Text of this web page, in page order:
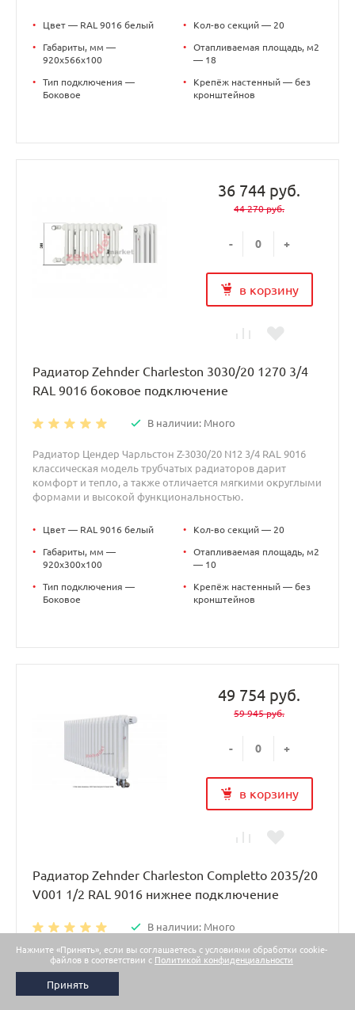
Нажмите «Принять», если вы соглашаетесь с условиями обработки cookie-
файлов в соответствии с Политикой конфиденциальности
Принять
• Цвет — RAL 9016 белый
•
Габариты, мм —
920x566x100
•
Тип подключения —
Боковое
• Кол-во секций — 20
•
Отапливаемая площадь, м2
— 18
•
Крепёж настенный — без
кронштейнов
36 744 руб.
44 270 руб.
- +
в корзину
Радиатор Zehnder Charleston 3030/20 1270 3/4
RAL 9016 боковое подключение
В наличии: Много
Радиатор Цендер Чарльстон Z-3030/20 N12 3/4 RAL 9016
классическая модель трубчатых радиаторов дарит
комфорт и тепло, а также отличается мягкими округлыми
формами и высокой функциональностью.
• Цвет — RAL 9016 белый
•
Габариты, мм —
920x300x100
•
Тип подключения —
Боковое
• Кол-во секций — 20
•
Отапливаемая площадь, м2
— 10
•
Крепёж настенный — без
кронштейнов
49 754 руб.
59 945 руб.
- +
в корзину
Радиатор Zehnder Charleston Completto 2035/20
V001 1/2 RAL 9016 нижнее подключение
В наличии: Много
Радиатор Цендер Чарльстон Z-2035/20 N69 твв RAL 9016
классическая модель трубчатых радиаторов дарит
комфорт и тепло, а также отличается мягкими округлыми